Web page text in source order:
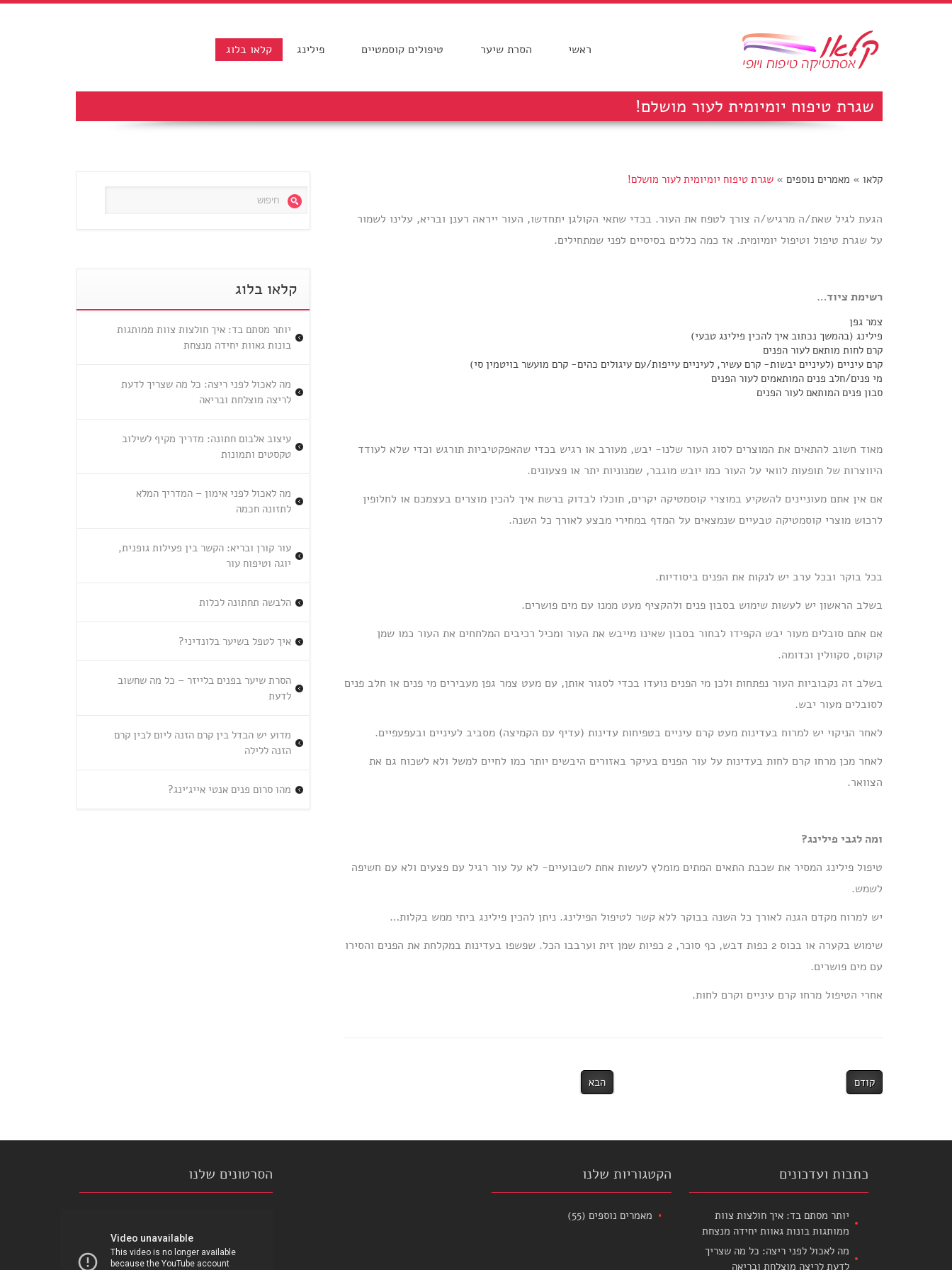
ראשי הסרת שיער טיפולים קוסמטיים פילינג קלאו בלוג
שגרת טיפוח יומיומית לעור מושלם!
קלאו » מאמרים נוספים »שגרת טיפוח יומיומית לעור מושלם!
הגעת לגיל שאת/ה מרגיש/ה צורך לטפח את העור. בכדי שתאי הקולגן יתחדשו, העור ייראה רענן ובריא, עלינו לשמור
על שגרת טיפול וטיפול יומיומית. אז כמה כללים בסיסיים לפני שמתחילים.
רשימת ציוד…
צמר גפן
פילינג (בהמשך נכתוב איך להכין פילינג טבעי)
קרם לחות מותאם לעור הפנים
קרם עיניים (לעיניים יבשות- קרם עשיר, לעיניים עייפות/עם עיגולים כהים- קרם מועשר בויטמין סי)
מי פנים/חלב פנים המותאמים לעור הפנים
סבון פנים המותאם לעור הפנים
מאוד חשוב להתאים את המוצרים לסוג העור שלנו- יבש, מעורב או רגיש בכדי שהאפקטיביות תורגש וכדי שלא לעודד
היווצרות של תופעות לוואי על העור כמו יובש מוגבר, שמנוניות יתר או פצעונים.
אם אין אתם מעוניינים להשקיע במוצרי קוסמטיקה יקרים, תוכלו לבדוק ברשת איך להכין מוצרים בעצמכם או לחלופין
לרכוש מוצרי קוסמטיקה טבעיים שנמצאים על המדף במחירי מבצע לאורך כל השנה.
בכל בוקר ובכל ערב יש לנקות את הפנים ביסודיות.
בשלב הראשון יש לעשות שימוש בסבון פנים ולהקציף מעט ממנו עם מים פושרים.
אם אתם סובלים מעור יבש הקפידו לבחור בסבון שאינו מייבש את העור ומכיל רכיבים המלחחים את העור כמו שמן
קוקוס, סקוולין וכדומה.
בשלב זה נקבוביות העור נפתחות ולכן מי הפנים נועדו בכדי לסגור אותן, עם מעט צמר גפן מעבירים מי פנים או חלב פנים
לסובלים מעור יבש.
לאחר הניקוי יש למרוח בעדינות מעט קרם עיניים בטפיחות עדינות (עדיף עם הקמיצה) מסביב לעיניים ובעפעפיים.
לאחר מכן מרחו קרם לחות בעדינות על עור הפנים בעיקר באזורים היבשים יותר כמו לחיים למשל ולא לשכוח גם את
הצוואר.
ומה לגבי פילינג?
טיפול פילינג המסיר את שכבת התאים המתים מומלץ לעשות אחת לשבועיים- לא על עור רגיל עם פצעים ולא עם חשיפה
לשמש.
יש למרוח מקדם הגנה לאורך כל השנה בבוקר ללא קשר לטיפול הפילינג. ניתן להכין פילינג ביתי ממש בקלות…
שימוש בקערה או בכוס 2 כפות דבש, כף סוכר, 2 כפיות שמן זית וערבבו הכל. שפשפו בעדינות במקלחת את הפנים והסירו
עם מים פושרים.
אחרי הטיפול מרחו קרם עיניים וקרם לחות.
קודם הבא
קלאו בלוג
יותר מסתם בד: איך חולצות צוות ממותגות
בונות גאוות יחידה מנצחת
מה לאכול לפני ריצה: כל מה שצריך לדעת
לריצה מוצלחת ובריאה
עיצוב אלבום חתונה: מדריך מקיף לשילוב
טקסטים ותמונות
מה לאכול לפני אימון – המדריך המלא
לתזונה חכמה
עור קורן ובריא: הקשר בין פעילות גופנית,
יוגה וטיפוח עור
הלבשה תחתונה לכלות
איך לטפל בשיער בלונדיני?
הסרת שיער בפנים בלייזר – כל מה שחשוב
לדעת
מדוע יש הבדל בין קרם הזנה ליום לבין קרם
הזנה ללילה
מהו סרום פנים אנטי אייג׳ינג?
כתבות ועדכונים
יותר מסתם בד: איך חולצות צוות
ממותגות בונות גאוות יחידה מנצחת
מה לאכול לפני ריצה: כל מה שצריך
לדעת לריצה מוצלחת ובריאה
הקטגוריות שלנו
מאמרים נוספים (55)
הסרטונים שלנו